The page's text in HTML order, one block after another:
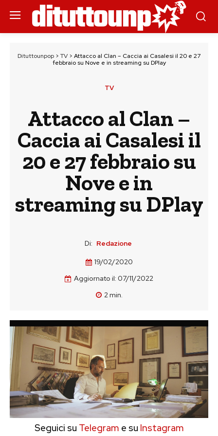
Dituttounpop > TV > Attacco al Clan – Caccia ai Casalesi il 20 e 27
febbraio su Nove e in streaming su DPlay
TV
Attacco al Clan –
Caccia ai Casalesi il
20 e 27 febbraio su
Nove e in
streaming su DPlay
Di: Redazione
19/02/2020
Aggiornato il: 07/11/2022
2min.
Seguici su Telegram e su Instagram